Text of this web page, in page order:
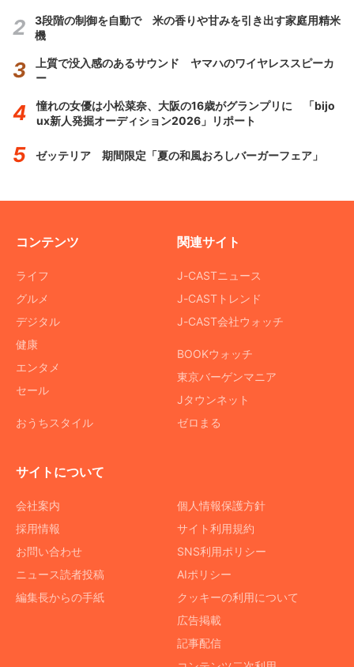
3段階の制御を自動で 米の香りや甘みを引き出す家庭用精米
機
上質で没入感のあるサウンド ヤマハのワイヤレススピーカ
ー
憧れの女優は小松菜奈、大阪の16歳がグランプリに 「bijo
ux新人発掘オーディション2026」リポート
ゼッテリア 期間限定「夏の和風おろしバーガーフェア」
コンテンツ
ライフ
グルメ
デジタル
健康
エンタメ
セール
おうちスタイル
関連サイト
J-CASTニュース
J-CASTトレンド
J-CAST会社ウォッチ
BOOKウォッチ
東京バーゲンマニア
Jタウンネット
ゼロまる
サイトについて
会社案内
採用情報
お問い合わせ
ニュース読者投稿
編集長からの手紙
個人情報保護方針
サイト利用規約
SNS利用ポリシー
AIポリシー
クッキーの利用について
広告掲載
記事配信